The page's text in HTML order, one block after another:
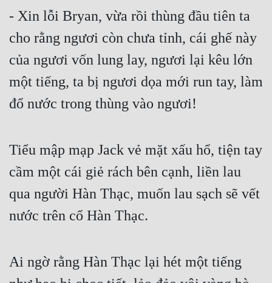
Mưu Mô
Mạt Thế
Nữ Cường
Nữ Phụ
Phong Thủy - Tâm Linh
Phương Tây
Quan Trường
- Xin lỗi Bryan, vừa rồi thùng đầu tiên ta
cho rằng ngươi còn chưa tỉnh, cái ghế này
của ngươi vốn lung lay, ngươi lại kêu lớn
một tiếng, ta bị ngươi dọa mới run tay, làm
đổ nước trong thùng vào ngươi!
Tiểu mập mạp Jack vẻ mặt xấu hổ, tiện tay
cầm một cái giẻ rách bên cạnh, liền lau
qua người Hàn Thạc, muốn lau sạch sẽ vết
nước trên cổ Hàn Thạc.
Ai ngờ rằng Hàn Thạc lại hét một tiếng